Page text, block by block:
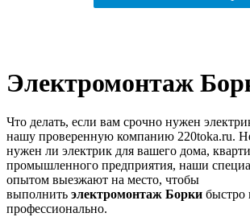
Электромонтаж
Что делать, если вам срочно нужен
нашу проверенную компанию 220toka.ru.
нужен ли электрик для вашего дома,
промышленного предприятия, наши
опытом выезжают на место, чтобы
выполнить электромонтаж Борки быстро
профессионально.